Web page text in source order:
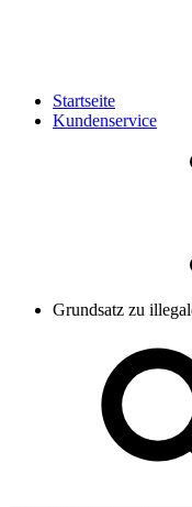
Startseite
Kundenservice
Grundsatz zu